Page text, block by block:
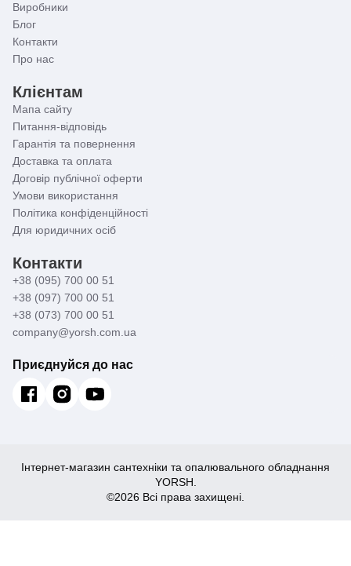
Виробники
Блог
Контакти
Про нас
Клієнтам
Мапа сайту
Питання-відповідь
Гарантія та повернення
Доставка та оплата
Договір публічної оферти
Умови використання
Політика конфіденційності
Для юридичних осіб
Контакти
+38 (095) 700 00 51
+38 (097) 700 00 51
+38 (073) 700 00 51
company@yorsh.com.ua
Приєднуйся до нас
Інтернет-магазин сантехніки та опалювального обладнання
YORSH.
©2026 Всі права захищені.